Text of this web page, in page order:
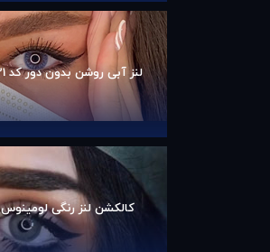
لنز آبی روشن بدون دور کد 121
کالکشن لنز رنگی لومینوس